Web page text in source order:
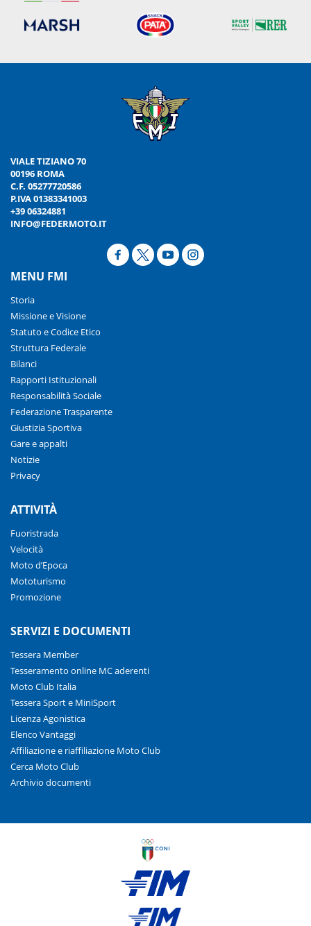
VIALE TIZIANO 70
00196 ROMA
C.F. 05277720586
P.IVA 01383341003
+39 06324881
INFO@FEDERMOTO.IT
MENU FMI
Storia
Missione e Visione
Statuto e Codice Etico
Struttura Federale
Bilanci
Rapporti Istituzionali
Responsabilità Sociale
Federazione Trasparente
Giustizia Sportiva
Gare e appalti
Notizie
Privacy
ATTIVITÀ
Fuoristrada
Velocità
Moto d’Epoca
Mototurismo
Promozione
SERVIZI E DOCUMENTI
Tessera Member
Tesseramento online MC aderenti
Moto Club Italia
Tessera Sport e MiniSport
Licenza Agonistica
Elenco Vantaggi
Affiliazione e riaffiliazione Moto Club
Cerca Moto Club
Archivio documenti